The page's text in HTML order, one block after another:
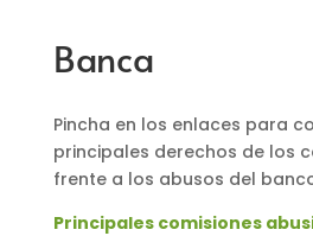
Banca
Pincha en los enlaces para
principales derechos de los
frente a los abusos del
Principales comisiones